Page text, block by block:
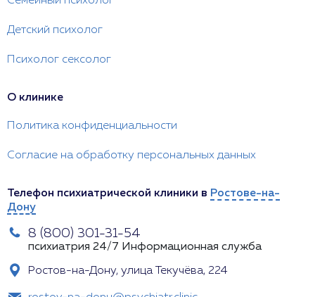
Детский психолог
Психолог сексолог
О клинике
Политика конфиденциальности
Согласие на обработку персональных данных
Телефон психиатрической клиники в Ростове-на-
Дону
8 (800) 301-31-54
психиатрия 24/7 Информационная служба
Ростов-на-Дону, улица Текучёва, 224